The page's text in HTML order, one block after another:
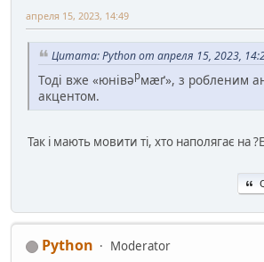
апреля 15, 2023, 14:49
Цитата: Python от апреля 15, 2023,
Тоді вже «юнівəрмæґ», з робленим
акцентом.
Так і мають мовити ті, хто наполягає на
Python Moderator